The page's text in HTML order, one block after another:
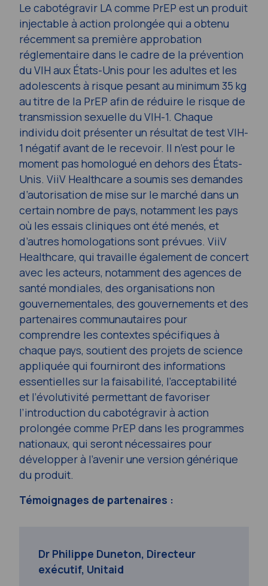
Le cabotégravir LA comme PrEP est un produit
injectable à action prolongée qui a obtenu
récemment sa première approbation
réglementaire dans le cadre de la prévention
du VIH aux États-Unis pour les adultes et les
adolescents à risque pesant au minimum 35 kg
au titre de la PrEP afin de réduire le risque de
transmission sexuelle du VIH-1. Chaque
individu doit présenter un résultat de test VIH-
1 négatif avant de le recevoir. Il n’est pour le
moment pas homologué en dehors des États-
Unis. ViiV Healthcare a soumis ses demandes
d’autorisation de mise sur le marché dans un
certain nombre de pays, notamment les pays
où les essais cliniques ont été menés, et
d’autres homologations sont prévues. ViiV
Healthcare, qui travaille également de concert
avec les acteurs, notamment des agences de
santé mondiales, des organisations non
gouvernementales, des gouvernements et des
partenaires communautaires pour
comprendre les contextes spécifiques à
chaque pays, soutient des projets de science
appliquée qui fourniront des informations
essentielles sur la faisabilité, l’acceptabilité
et l’évolutivité permettant de favoriser
l’introduction du cabotégravir à action
prolongée comme PrEP dans les programmes
nationaux, qui seront nécessaires pour
développer à l’avenir une version générique
du produit.
Témoignages de partenaires :
Dr Philippe Duneton, Directeur
exécutif, Unitaid